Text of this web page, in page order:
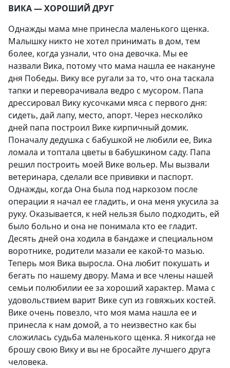
ВИКА — ХОРОШИЙ ДРУГ
Однажды мама мне принесла маленького щенка.
Малышку никто не хотел принимать в дом, тем
более, когда узнали, что она девочка. Мы ее
назвали Вика, потому что мама нашла ее накануне
дня Победы. Вику все ругали за то, что она таскала
тапки и переворачивала ведро с мусором. Папа
дрессировал Вику кусочками мяса с первого дня:
сидеть, дай лапу, место, апорт. Через несколӣко
дней папа построил Вике кирпичный домик.
Поначалу дедушка с бабушкой не любили ее, Вика
ломала и топтала цветы в бабушкином саду. Папа
решил построить моей Вике вольер. Мы вызвали
ветеринара, сделали все прививки и паспорт.
Однажды, когда Она была под наркозом после
операции я начал ее гладить, и она меня укусила за
руку. Оказывается, к ней нельзя было подходить, ей
было больно и она не понимала кто ее гладит.
Десять дней она ходила в бандаже и специальном
воротнике, родители мазали ее какой-то мазью.
Теперь моя Вика выросла. Она любит покушать и
бегать по нашему двору. Мама и все члены нашей
семьи полюбилии ее за хороший характер. Мама с
удовольствием варит Вике суп из говяжьих костей.
Вике очень повезло, что моя мама нашла ее и
принесла к нам домой, а то неизвестно как бы
сложилась судьба маленького щенка. Я никогда не
брошу свою Вику и вы не бросайте лучшего друга
человека.